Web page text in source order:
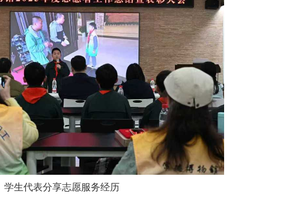
学生代表分享志愿服务经历